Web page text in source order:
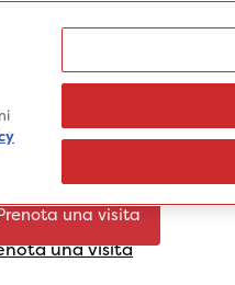
Medici
PrestazioniPatologie
una visita
una visita